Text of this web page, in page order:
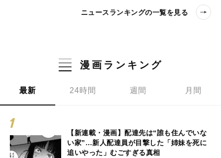
ニュースランキングの一覧を見る
漫画ランキング
最新 24時間 週間 月間
【新連載・漫画】配達先は“誰も住んでいな
い家”…新人配達員が目撃した「姉妹を死に
追いやった」むごすぎる真相